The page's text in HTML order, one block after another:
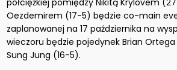
półciężkiej pomiędzy Nikitą Krylovem
Oezdemirem (17-5) będzie co-main
zaplanowanej na 17 października na
wieczoru będzie pojedynek Brian Ortega
Sung Jung (16-5).